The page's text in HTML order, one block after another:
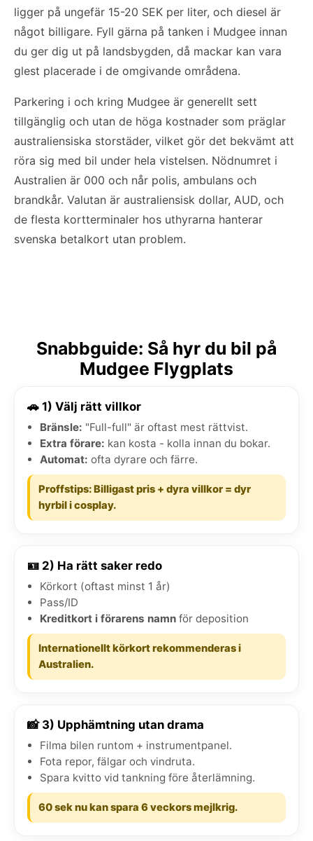
ligger på ungefär 15-20 SEK per liter, och diesel är
något billigare. Fyll gärna på tanken i Mudgee innan
du ger dig ut på landsbygden, då mackar kan vara
glest placerade i de omgivande områdena.
Parkering i och kring Mudgee är generellt sett
tillgänglig och utan de höga kostnader som präglar
australiensiska storstäder, vilket gör det bekvämt att
röra sig med bil under hela vistelsen. Nödnumret i
Australien är 000 och når polis, ambulans och
brandkår. Valutan är australiensisk dollar, AUD, och
de flesta kortterminaler hos uthyrarna hanterar
svenska betalkort utan problem.
Snabbguide: Så hyr du bil på
Mudgee Flygplats
🚗 1) Välj rätt villkor
Bränsle: "Full-full" är oftast mest rättvist.
Extra förare: kan kosta - kolla innan du bokar.
Automat: ofta dyrare och färre.
Proffstips: Billigast pris + dyra villkor = dyr
hyrbil i cosplay.
🪪 2) Ha rätt saker redo
Körkort (oftast minst 1 år)
Pass/ID
Kreditkort i förarens namn för deposition
Internationellt körkort rekommenderas i
Australien.
📸 3) Upphämtning utan drama
Filma bilen runtom + instrumentpanel.
Fota repor, fälgar och vindruta.
Spara kvitto vid tankning före återlämning.
60 sek nu kan spara 6 veckors mejlkrig.